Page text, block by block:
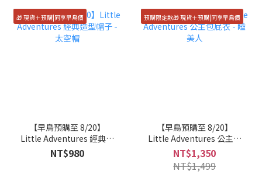
🎁 現貨＋預購|同享早鳥價
【早鳥預購至 8/20】
Little Adventures 經典造
型帽子 - 太空帽
NT$980
預購限定款🎁 現貨＋預購|同享早鳥價
【早鳥預購至 8/20】
Little Adventures 公主包
屁衣 - 睡美人
NT$1,350
NT$1,499